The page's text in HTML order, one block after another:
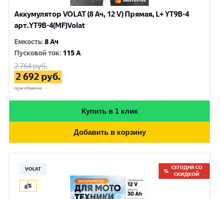
Аккумулятор VOLAT (8 Ач, 12 V) Прямая, L+ YT9B-4
арт.YT9B-4(MF)Volat
Емкость:8 Ач
Пусковой ток: 115 A
2 764руб.
2 692 руб.
при обмене
Купить в 1 клик
Добавить в корзину
VOLAT
СЕГОДНЯ СО
СКИДКОЙ